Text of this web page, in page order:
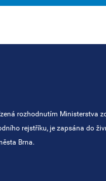
rozhodnutím Ministerstva
rejstříku, je zapsána do
Brna.